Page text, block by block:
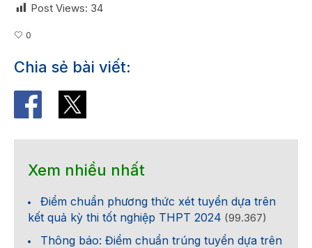
Post Views: 34
0
Chia sẻ bài viết:
Xem nhiều nhất
Điểm chuẩn phương thức xét tuyển dựa trên
kết quả kỳ thi tốt nghiệp THPT 2024 (99.367)
Thông báo: Điểm chuẩn trúng tuyển dựa trên